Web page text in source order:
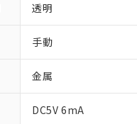
透明
手動
金属
DC5V 6mA